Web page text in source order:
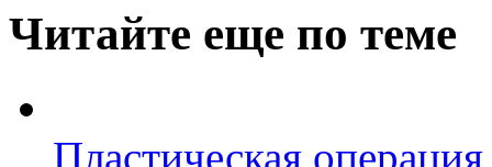
Читайте еще по теме
Пластическая